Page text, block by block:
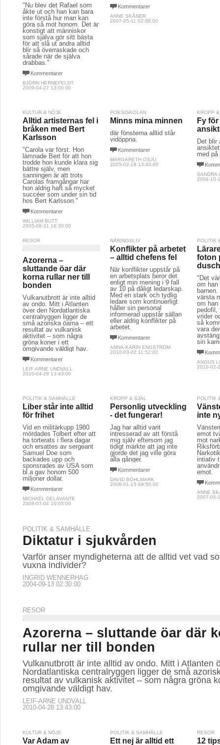
"Nu blev det Rafael som
åkte ut och han kan bara
inte förstå hur man kan
göra så mot honom. Det är
konstigt att människor
som själva gör sitt bästa
för att slå ut andra alltid
blir så överraskade och
sårade när de själva
drabbas."
Kommentarer
BJÖRN HERNEFELDT
2009-04-27 13:00:00
Kommentarer
ANNE SKÅNER
2007-05-11 02:38:00
KULTUR & NÖJE
Alltid artisternas fel i
bråken med Bert
Karlsson
"Carola var först. Hon
lämnade Bert för att hon
trodde hon kunde klara sig
bättre själv, men
sanningen är att trots
Carolas framgångar har
hon aldrig haft så mycket
succéer som under sin tid
hos Bert Karlsson."
Kommentarer
WILLIAM BUTT
2005-08-31 16:30:00
POESISKOLAN
Minns mina minnen
där fönsterna alltid står
vidöppna.
Kommentarer
MARGARETH OSJU
2005-02-18 13:40:00
KROPP
Fy
Det blir
med på
SANDRA
2004-10-
RESOR
Azorerna –
sluttande öar där
korna rullar ner till
bonden
Vulkanutbrott är inte alltid
av ondo. Mitt i Atlanten
över den Nordatlantiska
centralryggen ligger de
små azoriska öarna – ett
resultat av vulkanisk
aktivitet – som några
gröna koner i ett
omgivande väldigt hav.
Kommentarer
LEIF-ARNE UNDVALL
2010-04-28 13:43:00
NÄRINGSLIV
Konflikter på arbetet
– alltid chefens fel
När konflikter uppstår på
en arbetsplats beror det
enligt min mening i 9 fall
av 10 på dåligt ledarskap.
Med en stark och tydlig
ledare som kontinuerligt
håller sin personal
informerad uppstår sällan
eller aldrig konflikter på
arbetet.
Kommentarer
ANNA-KARIN ENGSTRÖM
2010-03-02 11:52:00
POLITIK
foton
"Det
om han
värsta
om han
pedofil,
vrider
så
vara
sin
ANGUS
2010-02-
POLITIK & SAMHÄLLE
Liber står inte alltid
för frihet
Vid en militärkupp 1980
mördades Tolbert efter att
ha torterats i flera dagar
och ersattes av sergeant
Samuel Doe som
backades upp och
sponsrades av USA som
bl.a gav honom 500
miljoner dollar.
Kommentarer
MICHAEL DELAVANTE
2008-07-04 10:05:00
KROPP & SJÄL
Personlig utveckling
- det fungerar!
Jag har alltid varit
intresserad av att förstå
mig själv eftersom jag
tidigt märkte att jag inte
gjorde det jag ville göra
alla gånger.
Kommentarer
DAVID BÖHLMARK
2008-01-15 09:50:00
POLITIK
inte
emot
mot
intiativ
emot.
ANNE
2007-05-
POLITIK & SAMHÄLLE
Diktatur i sjukvården
Varför anser myndigheterna att de alltid vet vad
vuxna individer?
INGRID WENNERHAG
2004-09-13 02:30:00
RESOR
Azorerna – sluttande öar där
rullar ner till bonden
Vulkanutbrott är inte alltid av ondo. Mitt i Atlanten
Nordatlantiska centralryggen ligger de små
resultat av vulkanisk aktivitet – som några gröna
omgivande väldigt hav.
LEIF-ARNE UNDVALL
2010-04-28 13:43:00
KULTUR & NÖJE
Var Adam av
POLITIK & SAMHÄLLE
Ett nej är alltid ett
RESOR
12